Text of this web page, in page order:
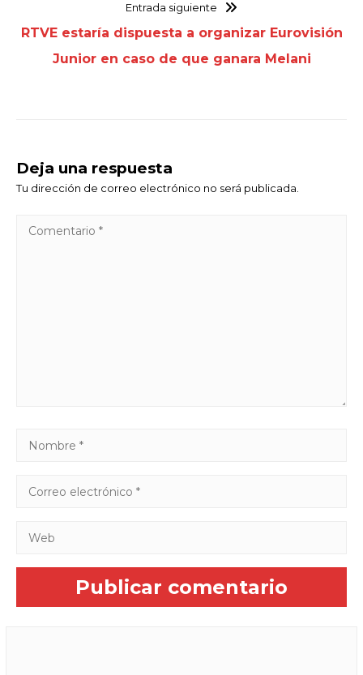
Entrada siguiente
RTVE estaría dispuesta a organizar Eurovisión
Junior en caso de que ganara Melani
Deja una respuesta
Tu dirección de correo electrónico no será publicada.